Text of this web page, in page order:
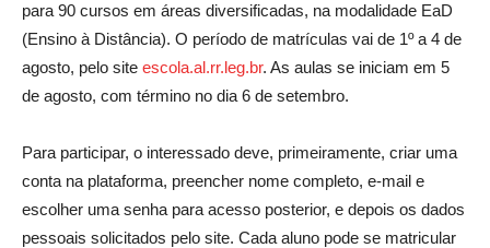
para 90 cursos em áreas diversificadas, na modalidade EaD
(Ensino à Distância). O período de matrículas vai de 1º a 4 de
agosto, pelo site escola.al.rr.leg.br. As aulas se iniciam em 5
de agosto, com término no dia 6 de setembro.
Para participar, o interessado deve, primeiramente, criar uma
conta na plataforma, preencher nome completo, e-mail e
escolher uma senha para acesso posterior, e depois os dados
pessoais solicitados pelo site. Cada aluno pode se matricular